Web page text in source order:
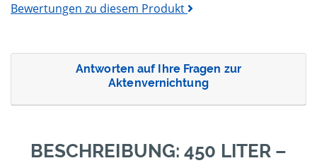
Bewertungen zu diesem Produkt
Antworten auf Ihre Fragen zur
Aktenvernichtung
BESCHREIBUNG: 450 LITER –